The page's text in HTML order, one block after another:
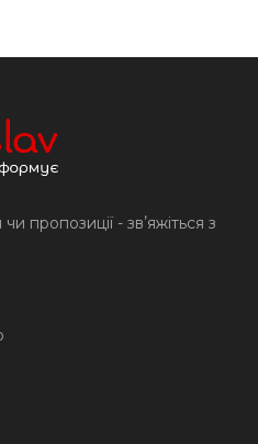
пропозиції - звʼяжіться з